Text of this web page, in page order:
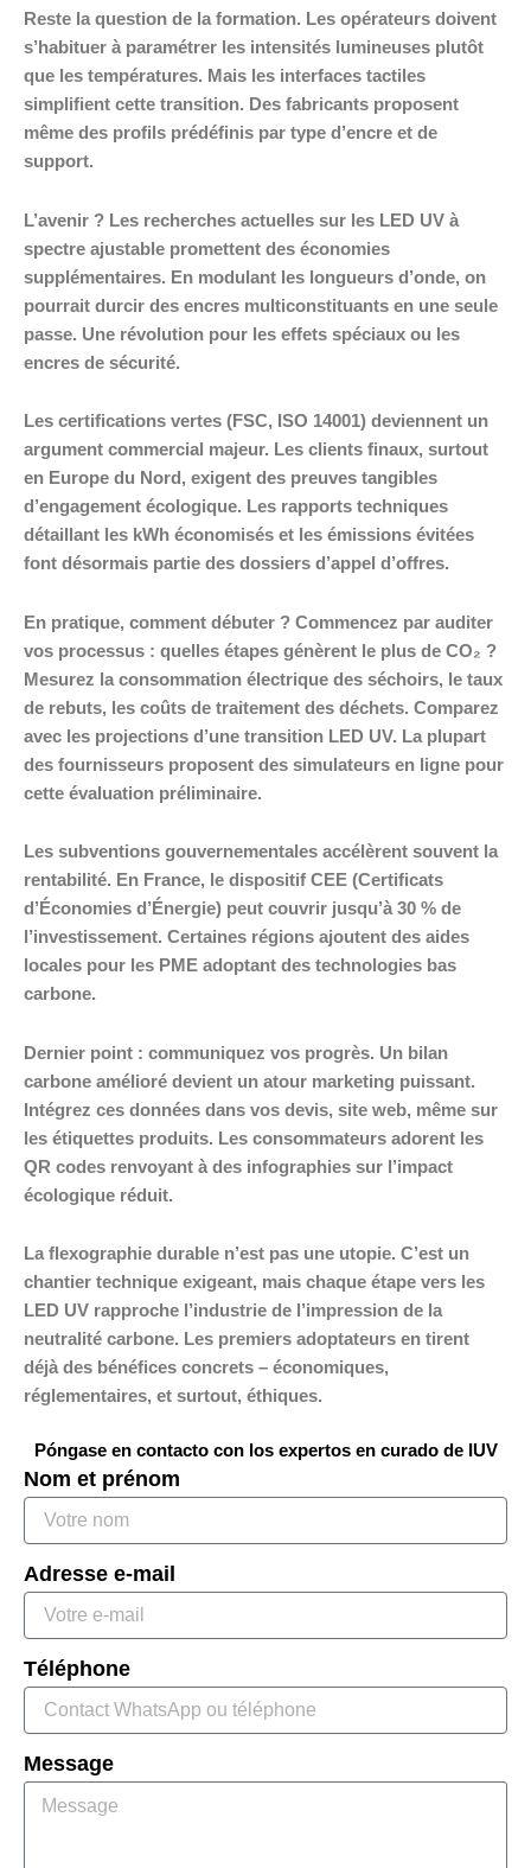
Reste la question de la formation. Les opérateurs doivent
s’habituer à paramétrer les intensités lumineuses plutôt
que les températures. Mais les interfaces tactiles
simplifient cette transition. Des fabricants proposent
même des profils prédéfinis par type d’encre et de
support.
L’avenir ? Les recherches actuelles sur les LED UV à
spectre ajustable promettent des économies
supplémentaires. En modulant les longueurs d’onde, on
pourrait durcir des encres multiconstituants en une seule
passe. Une révolution pour les effets spéciaux ou les
encres de sécurité.
Les certifications vertes (FSC, ISO 14001) deviennent un
argument commercial majeur. Les clients finaux, surtout
en Europe du Nord, exigent des preuves tangibles
d’engagement écologique. Les rapports techniques
détaillant les kWh économisés et les émissions évitées
font désormais partie des dossiers d’appel d’offres.
En pratique, comment débuter ? Commencez par auditer
vos processus : quelles étapes génèrent le plus de CO₂ ?
Mesurez la consommation électrique des séchoirs, le taux
de rebuts, les coûts de traitement des déchets. Comparez
avec les projections d’une transition LED UV. La plupart
des fournisseurs proposent des simulateurs en ligne pour
cette évaluation préliminaire.
Les subventions gouvernementales accélèrent souvent la
rentabilité. En France, le dispositif CEE (Certificats
d’Économies d’Énergie) peut couvrir jusqu’à 30 % de
l’investissement. Certaines régions ajoutent des aides
locales pour les PME adoptant des technologies bas
carbone.
Dernier point : communiquez vos progrès. Un bilan
carbone amélioré devient un atour marketing puissant.
Intégrez ces données dans vos devis, site web, même sur
les étiquettes produits. Les consommateurs adorent les
QR codes renvoyant à des infographies sur l’impact
écologique réduit.
La flexographie durable n’est pas une utopie. C’est un
chantier technique exigeant, mais chaque étape vers les
LED UV rapproche l’industrie de l’impression de la
neutralité carbone. Les premiers adoptateurs en tirent
déjà des bénéfices concrets – économiques,
réglementaires, et surtout, éthiques.
Póngase en contacto con los expertos en curado de IUV
Nom et prénom
Adresse e-mail
Téléphone
Message